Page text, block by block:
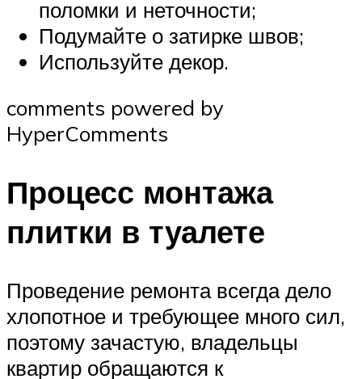
поломки и неточности;
Подумайте о затирке швов;
Используйте декор.
comments powered by
HyperComments
Процесс монтажа
плитки в туалете
Проведение ремонта всегда дело
хлопотное и требующее много сил,
поэтому зачастую, владельцы
квартир обращаются к